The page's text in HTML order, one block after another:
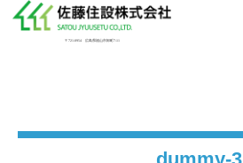
〒721-0954 広島県福山市卸町7-11